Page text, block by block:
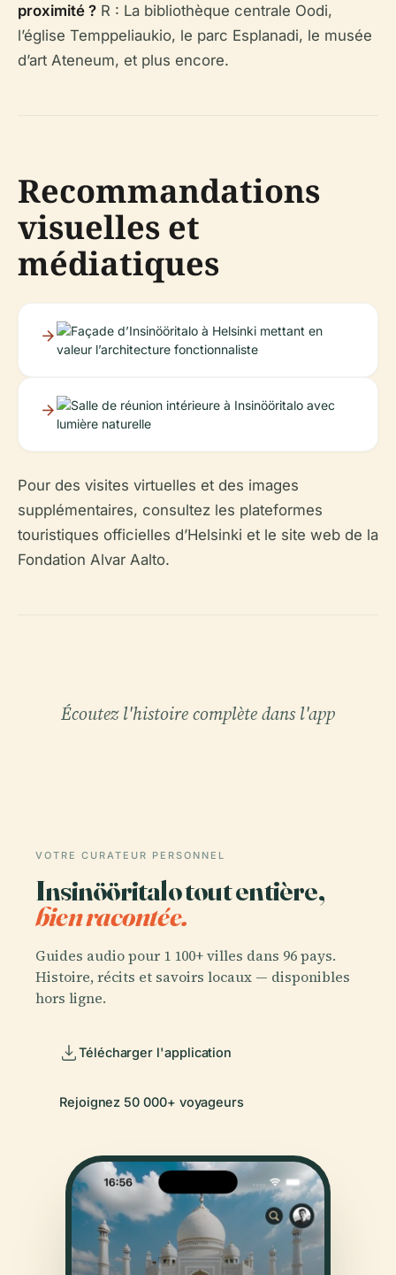
proximité ? R : La bibliothèque centrale Oodi,
l’église Temppeliaukio, le parc Esplanadi, le musée
d’art Ateneum, et plus encore.
Recommandations
visuelles et
médiatiques
Pour des visites virtuelles et des images
supplémentaires, consultez les plateformes
touristiques officielles d’Helsinki et le site web de la
Fondation Alvar Aalto.
Écoutez l'histoire complète dans l'app
VOTRE CURATEUR PERSONNEL
Insinööritalo tout entière,
bien racontée.
Guides audio pour 1 100+ villes dans 96 pays.
Histoire, récits et savoirs locaux — disponibles
hors ligne.
Télécharger l'application
Rejoignez 50 000+ voyageurs